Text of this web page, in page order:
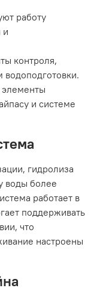
работу
и
контроля,
водоподготовки.
и системе
гидролиза
воды более
работает в
поддерживать
что
настроены